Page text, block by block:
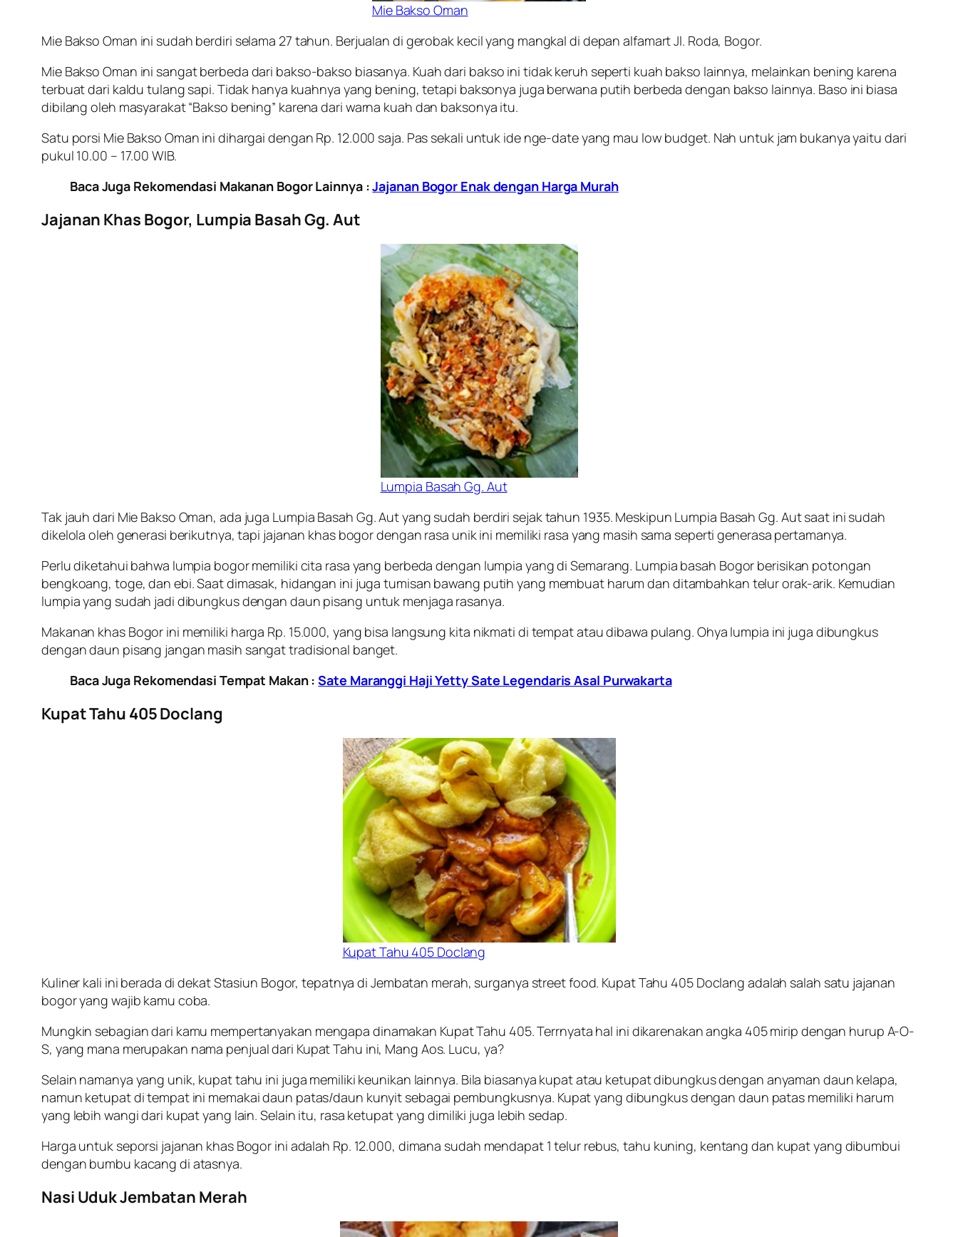
Mie Bakso Oman
Mie Bakso Oman ini sudah berdiri selama 27 tahun. Berjualan di gerobak kecil yang mangkal di depan alfamart Jl. Roda, Bogor.
Mie Bakso Oman ini sangat berbeda dari bakso-bakso biasanya. Kuah dari bakso ini tidak keruh seperti kuah bakso lainnya, melainkan bening karena
terbuat dari kaldu tulang sapi. Tidak hanya kuahnya yang bening, tetapi baksonya juga berwana putih berbeda dengan bakso lainnya. Baso ini biasa
dibilang oleh masyarakat “Bakso bening” karena dari warna kuah dan baksonya itu.
Satu porsi Mie Bakso Oman ini dihargai dengan Rp. 12.000 saja. Pas sekali untuk ide nge-dateyang mau low budget. Nah untuk jam bukanya yaitu dari
pukul 10.00 – 17.00 WIB.
Baca Juga Rekomendasi Makanan Bogor Lainnya :Jajanan Bogor Enak dengan Harga Murah
Jajanan Khas Bogor, Lumpia Basah Gg. Aut
Lumpia Basah Gg. Aut
Tak jauh dari Mie Bakso Oman, ada juga Lumpia Basah Gg. Aut yang sudah berdiri sejak tahun 1935. Meskipun Lumpia Basah Gg. Aut saat ini sudah
dikelola oleh generasi berikutnya, tapi jajanan khas bogor dengan rasa unik ini memiliki rasa yang masih sama seperti generasa pertamanya.
Perlu diketahui bahwa lumpia bogor memiliki cita rasa yang berbeda dengan lumpia yang di Semarang. Lumpia basah Bogor berisikan potongan
bengkoang, toge, dan ebi. Saat dimasak, hidangan ini juga tumisan bawang putih yang membuat harum dan ditambahkan telur orak-arik. Kemudian
lumpia yang sudah jadi dibungkus dengan daun pisang untuk menjaga rasanya.
Makanan khas Bogor ini memiliki harga Rp. 15.000, yang bisa langsung kita nikmati di tempat atau dibawa pulang. Ohya lumpia ini juga dibungkus
dengan daun pisang jangan masih sangat tradisional banget.
Baca Juga Rekomendasi Tempat Makan :Sate Maranggi Haji Yetty Sate Legendaris Asal Purwakarta
Kupat Tahu 405 Doclang
Kupat Tahu 405 Doclang
Kuliner kali ini berada di dekat Stasiun Bogor, tepatnya di Jembatan merah, surganya street food. Kupat Tahu 405 Doclang adalah salah satu jajanan
bogor yang wajib kamu coba.
Mungkin sebagian dari kamu mempertanyakan mengapa dinamakan Kupat Tahu 405. Terrnyata hal ini dikarenakan angka 405 mirip dengan hurup A-O-
S, yang mana merupakan nama penjual dari Kupat Tahu ini, Mang Aos. Lucu, ya?
Selain namanya yang unik, kupat tahu ini juga memiliki keunikan lainnya. Bila biasanya kupat atau ketupat dibungkus dengan anyaman daun kelapa,
namun ketupat di tempat ini memakai daun patas/daun kunyit sebagai pembungkusnya. Kupat yang dibungkus dengan daun patas memiliki harum
yang lebih wangi dari kupat yang lain. Selain itu, rasa ketupat yang dimiliki juga lebih sedap.
Harga untuk seporsi jajanan khas Bogor ini adalah Rp. 12.000, dimana sudah mendapat 1 telur rebus, tahu kuning, kentang dan kupat yang dibumbui
dengan bumbu kacang di atasnya.
Nasi Uduk Jembatan Merah